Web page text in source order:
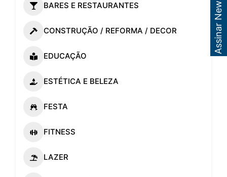
BARES E RESTAURANTES
CONSTRUÇÃO / REFORMA / DECOR
EDUCAÇÃO
ESTÉTICA E BELEZA
FESTA
FITNESS
LAZER